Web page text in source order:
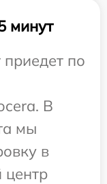
минут
приедет по
В
мы
в
центр